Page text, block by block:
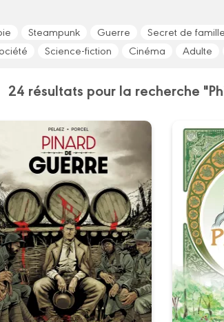
Steampunk Guerre Secret de famille
Science-fiction Cinéma Adulte
24 résultats pour la recherche
de Guerre -
complète
Date de parution :
09/2021
ne grise comme le vin du
malheur.”
Autres tomes
25/02/
Bazar